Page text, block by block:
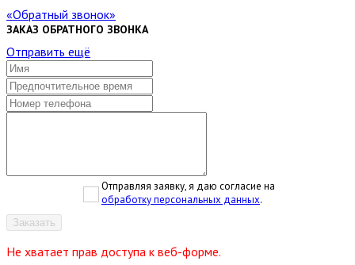
Обратный звонок
ЗАКАЗ ОБРАТНОГО ЗВОНКА
Отправить ещё
Отправляя заявку, я даю согласие на
обработку персональных данных.
Заказать
Не хватает прав доступа к веб-форме.